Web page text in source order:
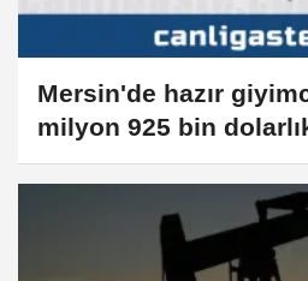
Mersin'de hazır
milyon 925 bin